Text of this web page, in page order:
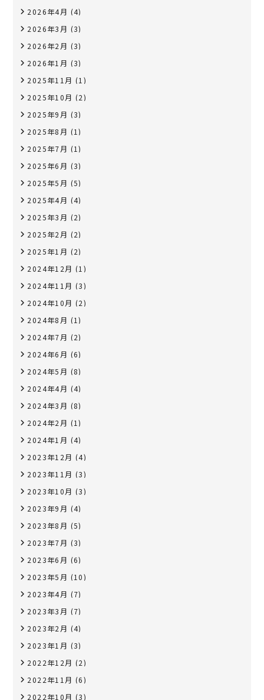
2026年4月 (4)
2026年3月 (3)
2026年2月 (3)
2026年1月 (3)
2025年11月 (1)
2025年10月 (2)
2025年9月 (3)
2025年8月 (1)
2025年7月 (1)
2025年6月 (3)
2025年5月 (5)
2025年4月 (4)
2025年3月 (2)
2025年2月 (2)
2025年1月 (2)
2024年12月 (1)
2024年11月 (3)
2024年10月 (2)
2024年8月 (1)
2024年7月 (2)
2024年6月 (6)
2024年5月 (8)
2024年4月 (4)
2024年3月 (8)
2024年2月 (1)
2024年1月 (4)
2023年12月 (4)
2023年11月 (3)
2023年10月 (3)
2023年9月 (4)
2023年8月 (5)
2023年7月 (3)
2023年6月 (6)
2023年5月 (10)
2023年4月 (7)
2023年3月 (7)
2023年2月 (4)
2023年1月 (3)
2022年12月 (2)
2022年11月 (6)
2022年10月 (3)